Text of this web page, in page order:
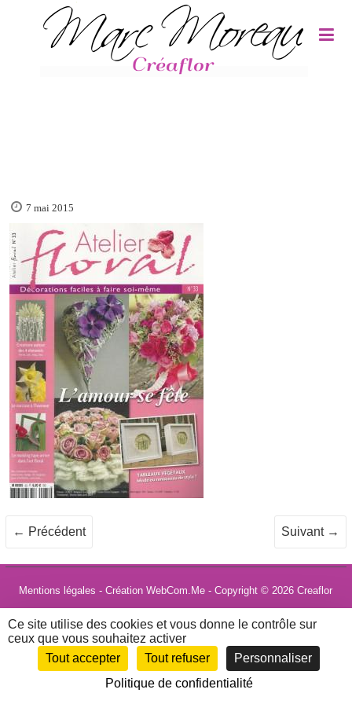
7 mai 2015
← Précédent Suivant →
Mentions légales - Création WebCom.Me - Copyright © 2026Creaflor
Panneau de gestion des cookies
Ce site utilise des cookies et vous donne le contrôle sur
ceux que vous souhaitez activer
Tout accepter
Tout refuser
Personnaliser
Politique de confidentialité